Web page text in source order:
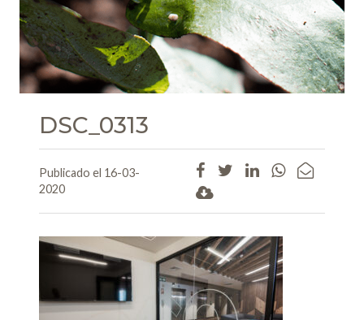
DSC_0313
Publicado el 16-03-
2020